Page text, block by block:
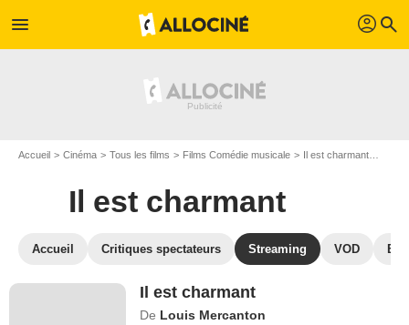
menu profil search
Accueil Cinéma Tous les films Films Comédie musicale Il est charmant
Il est charmant
Accueil Critiques spectateurs Streaming VOD
Il est charmant
De Louis Mercanton